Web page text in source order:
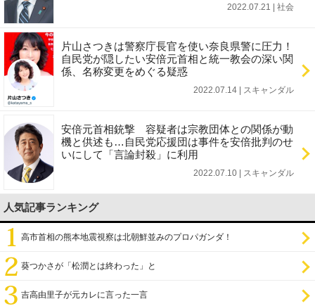
2022.07.21 | 社会
片山さつきは警察庁長官を使い奈良県警に圧力！
自民党が隠したい安倍元首相と統一教会の深い関
係、名称変更をめぐる疑惑
2022.07.14 | スキャンダル
安倍元首相銃撃 容疑者は宗教団体との関係が動
機と供述も…自民党応援団は事件を安倍批判のせ
いにして「言論封殺」に利用
2022.07.10 | スキャンダル
人気記事ランキング
高市首相の熊本地震視察は北朝鮮並みのプロパガンダ！
葵つかさが「松潤とは終わった」と
吉高由里子が元カレに言った一言